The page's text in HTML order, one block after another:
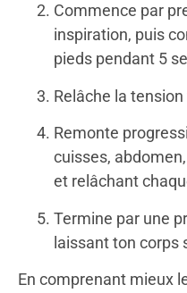
Commence par
inspiration, puis
pieds pendant 5
Relâche la
Remonte
cuisses,
et relâchant
Termine par une
laissant ton corps
En comprenant mieux